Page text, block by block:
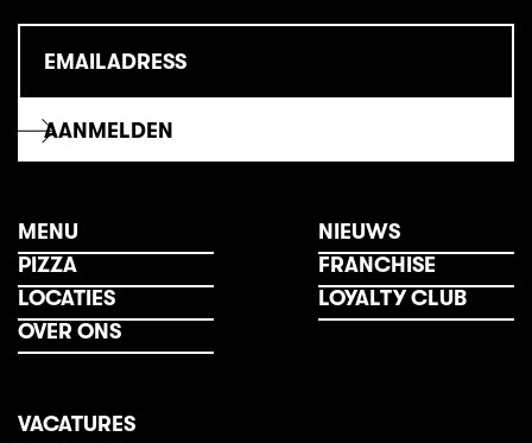
MENU
PIZZA
LOCATIES
OVER ONS
NIEUWS
FRANCHISE
LOYALTY CLUB
VACATURES